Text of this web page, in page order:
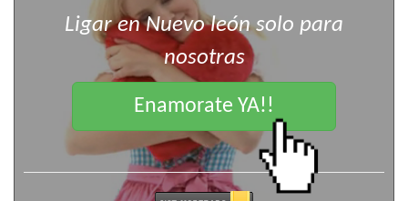
Ligar en Nuevo león solo para
nosotras
Enamorate YA!!